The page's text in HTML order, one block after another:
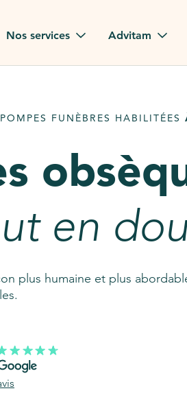
Nos services
à
tombale
services en plus
Advitam
Advitam dans la
Consultez notre FAQ
POMPES FUNÈBRES HABILITÉES
en
plus humaine et plus